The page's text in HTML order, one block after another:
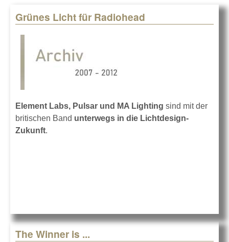
Grünes Licht für Radiohead
Element Labs, Pulsar und MA Lighting sind mit der
britischen Band unterwegs in die Lichtdesign-
Zukunft.
The Winner is ...
Pages